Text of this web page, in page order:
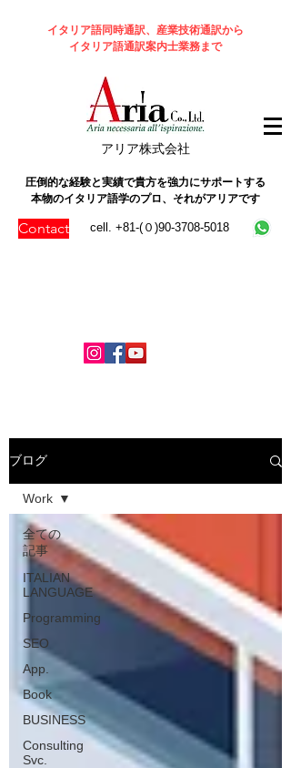
イタリア語同時通訳、産業技術通訳から
イタリア語通訳案内士業務まで
​アリア株式会社
圧倒的な経験と実績で貴方を強力にサポートする
本物のイタリア語学のプロ、それがアリアです
Contact cell. +81-(０)90-3708-5018
ブログ
全ての
記事
ITALIAN
LANGUAGE
Programming
SEO
App.
Book
BUSINESS
Consulting
Svc.
Work